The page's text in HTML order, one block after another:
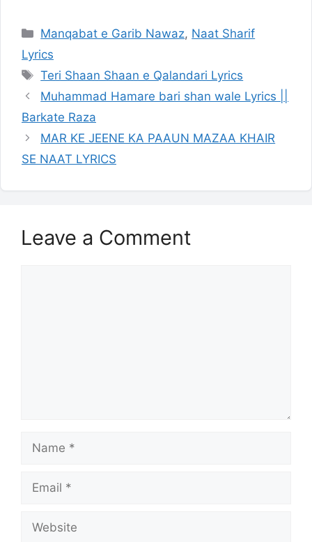
Categories
Manqabat e Garib Nawaz, Naat Sharif
Lyrics
Tags
Teri Shaan Shaan e Qalandari Lyrics
Muhammad Hamare bari shan wale Lyrics ||
Barkate Raza
MAR KE JEENE KA PAAUN MAZAA KHAIR
SE NAAT LYRICS
Leave a Comment